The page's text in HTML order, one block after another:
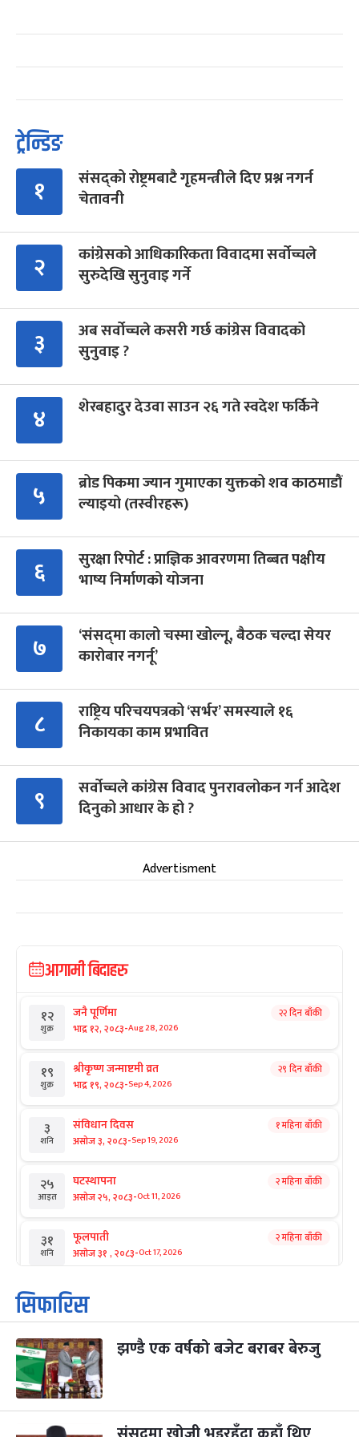
ट्रेन्डिङ
१
संसद्को रोष्ट्रमबाटै गृहमन्त्रीले दिए प्रश्न नगर्न
चेतावनी
२
कांग्रेसको आधिकारिकता विवादमा सर्वोच्चले
सुरुदेखि सुनुवाइ गर्ने
३
अब सर्वोच्चले कसरी गर्छ कांग्रेस विवादको
सुनुवाइ ?
४ शेरबहादुर देउवा साउन २६ गते स्वदेश फर्किने
५
ब्रोड पिकमा ज्यान गुमाएका युक्तको शव काठमाडौं
ल्याइयो (तस्वीरहरू)
६
सुरक्षा रिपोर्ट : प्राज्ञिक आवरणमा तिब्बत पक्षीय
भाष्य निर्माणको योजना
७
‘संसद्‍मा कालो चस्मा खोल्नू, बैठक चल्दा सेयर
कारोबार नगर्नू’
८
राष्ट्रिय परिचयपत्रको ‘सर्भर’ समस्याले १६
निकायका काम प्रभावित
९
सर्वोच्चले कांग्रेस विवाद पुनरावलोकन गर्न आदेश
दिनुको आधार के हो ?
Advertisment
आगामी बिदाहरु
१२
शुक्र
जनै पूर्णिमा
भाद्र १२, २०८३-Aug 28, 2026
२२ दिन बाँकी
१९
शुक्र
श्रीकृष्ण जन्माष्टमी व्रत
भाद्र १९, २०८३-Sep 4, 2026
२९ दिन बाँकी
३
शनि
संविधान दिवस
असोज ३, २०८३-Sep 19, 2026
१ महिना बाँकी
२५
आइत
घटस्थापना
असोज २५, २०८३-Oct 11, 2026
२ महिना बाँकी
३१
शनि
फूलपाती
असोज ३१ , २०८३-Oct 17, 2026
२ महिना बाँकी
१
आइत
कार्तिक सङ्क्रान्ति
कार्तिक १, २०८३
३
मंगल
महानवमी
कार्तिक ३, २०८३
२ महिना बाँकी
४
कार्तिक ४, २०८३ Oct 21, 2026
सिफारिस
झण्डै एक वर्षको बजेट बराबर बेरुजु